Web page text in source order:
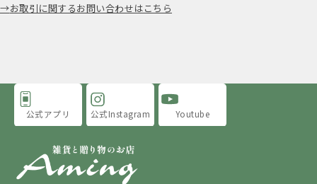
お取引に関するお問い合わせはこちら
公式アプリ 公式Instagram Youtube